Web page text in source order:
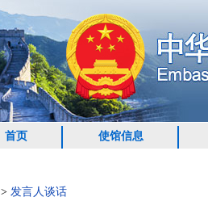
首页 使馆信息
> 发言人谈话